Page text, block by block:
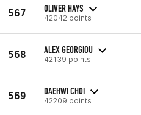
567 OLIVER HAYS
42042 points
568 ALEX GEORGIOU
42139 points
569 DAEHWI CHOI
42209 points